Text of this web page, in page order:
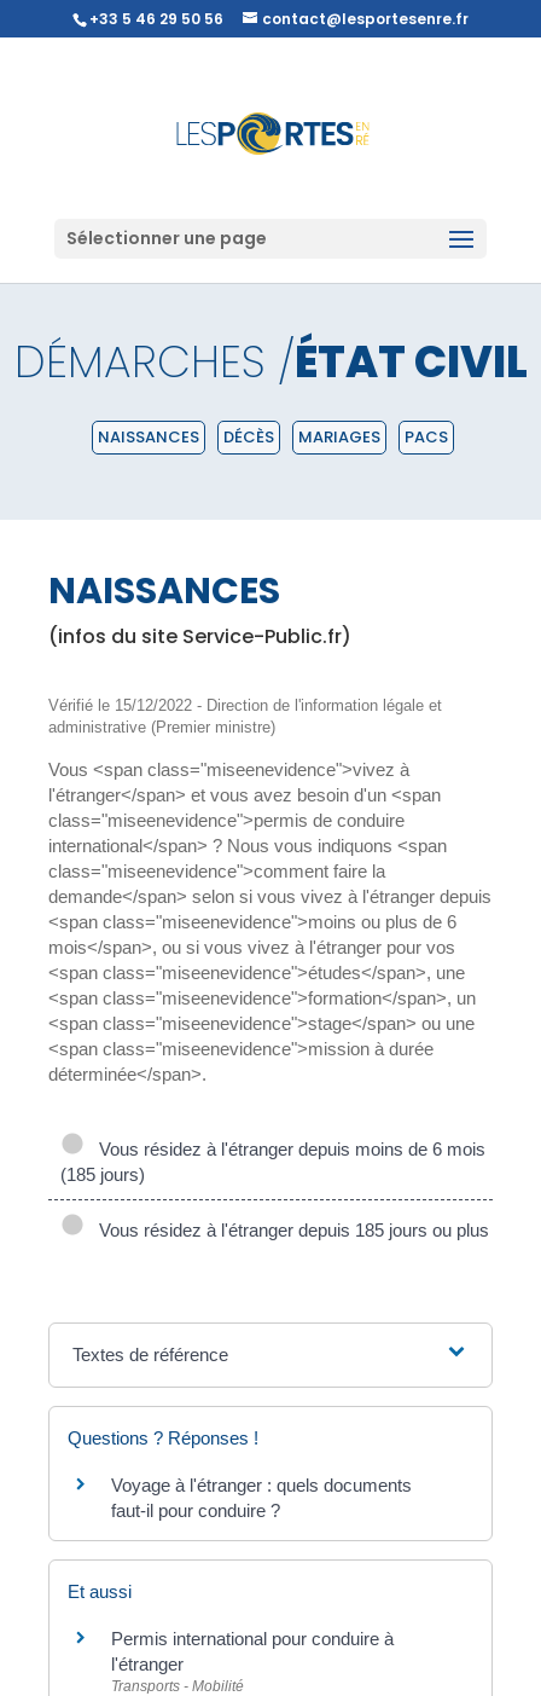
+33 5 46 29 50 56 contact@lesportesenre.fr
Sélectionner une page
DÉMARCHES /ÉTAT CIVIL
NAISSANCES DÉCÈS MARIAGES PACS
NAISSANCES
(infos du site Service-Public.fr)
Vérifié le 15/12/2022 - Direction de l'information légale et
administrative (Premier ministre)
Vous <span class="miseenevidence">vivez à
l'étranger</span> et vous avez besoin d'un <span
class="miseenevidence">permis de conduire
international</span> ? Nous vous indiquons <span
class="miseenevidence">comment faire la
demande</span> selon si vous vivez à l'étranger depuis
<span class="miseenevidence">moins ou plus de 6
mois</span>, ou si vous vivez à l'étranger pour vos
<span class="miseenevidence">études</span>, une
<span class="miseenevidence">formation</span>, un
<span class="miseenevidence">stage</span> ou une
<span class="miseenevidence">mission à durée
déterminée</span>.
Vous résidez à l'étranger depuis moins de 6 mois
(185 jours)
Vous résidez à l'étranger depuis 185 jours ou plus
Textes de référence
Questions ? Réponses !
Voyage à l'étranger : quels documents
faut-il pour conduire ?
Et aussi
Permis international pour conduire à
l'étranger
Transports - Mobilité